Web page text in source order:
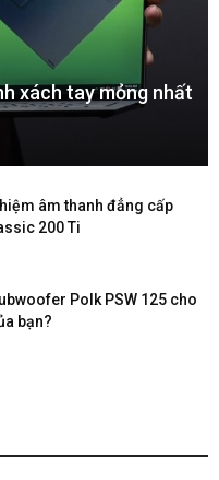
xách tay mỏng nhất
âm thanh đẳng cấp
200 Ti
Polk PSW 125 cho
bạn?